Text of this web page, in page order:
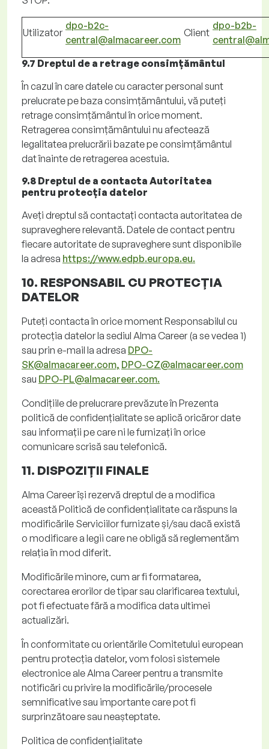
Utilizator
dpo-b2c-
central@almacareer.com
Client
dpo-b2b-
9.7 Dreptul de a retrage consimțământul
În cazul în caredatele cu caracter personal sunt
prelucrate pe baza consimțământului, vă puteți
retrage consimțământul în orice moment.
Retragerea consimțământului nu afectează
legalitatea prelucrării bazate pe consimțământul
dat înainte de retragerea acestuia.
9.8 Dreptul de a contacta Autoritatea
pentru protecția datelor
Aveți dreptul să contactați contacta autoritatea de
supraveghere relevantă. Datele de contact pentru
fiecare autoritate de supraveghere sunt disponibile
la adresa https://www.edpb.europa.eu.
10. RESPONSABIL CU PROTECȚIA
DATELOR
Puteți contacta în orice moment Responsabilul cu
protecția datelor la sediul Alma Career (a se vedea 1)
sau prin e-mail la adresa DPO-
SK@almacareer.com, DPO-CZ@almacareer.com
sau DPO-PL@almacareer.com.
Condițiile de prelucrare prevăzute în Prezenta
politică de confidențialitate se aplică oricăror date
sau informații pe care ni le furnizați în orice
comunicare scrisă sau telefonică.
11. DISPOZIȚII FINALE
Alma Careerîși rezervă dreptul de a modifica
această Politică de confidențialitate ca răspuns la
modificările Serviciilor furnizate și/sau dacă există
o modificare a legii care ne obligă să reglementăm
relația în mod diferit.
Modificările minore, cum ar fi formatarea,
corectarea erorilor de tipar sau clarificarea textului,
pot fi efectuate fără a modifica data ultimei
actualizări.
În conformitate cu orientările Comitetului european
pentru protecția datelor, vom folosi sistemele
electronice ale Alma Careerpentru a transmite
notificări cu privire la modificările/procesele
semnificative sau importante care pot fi
surprinzătoare sau neașteptate.
Politica de confidențialitate